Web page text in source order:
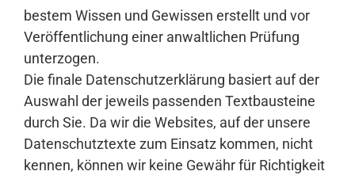
bestem Wissen und Gewissen erstellt und vor
Veröffentlichung einer anwaltlichen Prüfung
unterzogen.
Die finale Datenschutzerklärung basiert auf der
Auswahl der jeweils passenden Textbausteine
durch Sie. Da wir die Websites, auf der unsere
Datenschutztexte zum Einsatz kommen, nicht
kennen, können wir keine Gewähr für Richtigkeit